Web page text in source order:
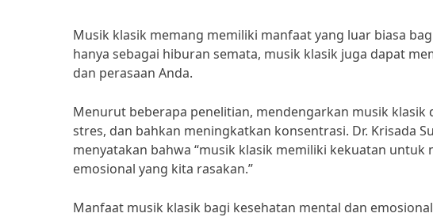
Musik klasik memang memiliki manfaat yang luar biasa
hanya sebagai hiburan semata, musik klasik juga dapat
dan perasaan Anda.
Menurut beberapa penelitian, mendengarkan musik
stres, dan bahkan meningkatkan konsentrasi. Dr. Krisada
menyatakan bahwa “musik klasik memiliki kekuatan
emosional yang kita rasakan.”
Manfaat musik klasik bagi kesehatan mental dan